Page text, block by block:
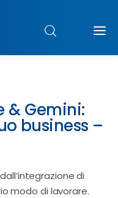
& Gemini:
business –
di
modo di lavorare.